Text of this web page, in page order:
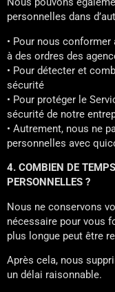
personnelles dans
• Pour nous
à des ordres des
• Pour détecter et
sécurité
• Pour protéger le
sécurité de notre
• Autrement, nous ne
personnelles avec
4. COMBIEN DE
PERSONNELLES ?
Nous ne conservons
nécessaire pour vous
plus longue peut être
Après cela, nous
un délai raisonnable.